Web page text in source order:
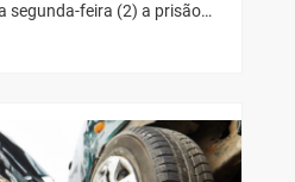
segunda-feira (2) a prisão…